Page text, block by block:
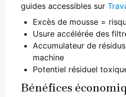
guides accessibles sur
Excès de mousse =
Usure accélérée des
Accumulateur de
machine
Potentiel résiduel
Bénéfices